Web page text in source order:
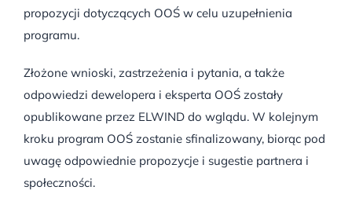
propozycji dotyczących OOŚ w celu uzupełnienia
programu.
Złożone wnioski, zastrzeżenia i pytania, a także
odpowiedzi dewelopera i eksperta OOŚ zostały
opublikowane przez ELWIND do wglądu. W kolejnym
kroku program OOŚ zostanie sfinalizowany, biorąc pod
uwagę odpowiednie propozycje i sugestie partnera i
społeczności.